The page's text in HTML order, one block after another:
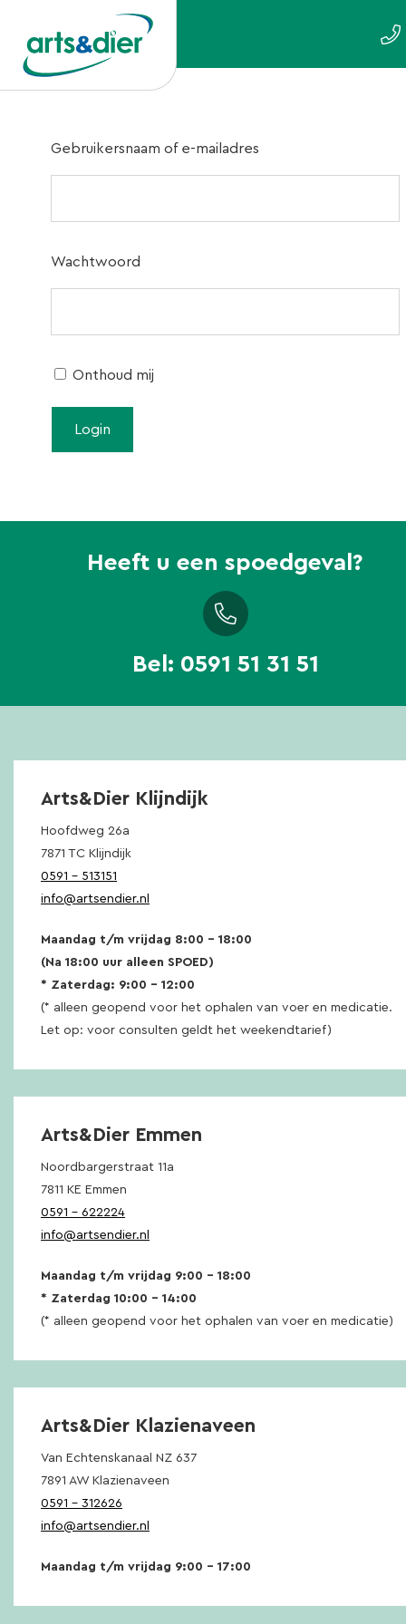
Gebruikersnaam of e-mailadres
Wachtwoord
Onthoud mij
Heeft u een spoedgeval?
Bel: 0591 51 31 51
Arts&Dier Klijndijk
Hoofdweg 26a
7871 TC Klijndijk
0591 – 513151
info@artsendier.nl
Maandag t/m vrijdag 8:00 – 18:00
(Na 18:00 uur alleen SPOED)
* Zaterdag: 9:00 – 12:00
(* alleen geopend voor het ophalen van voer en medicatie.
Let op: voor consulten geldt het weekendtarief)
Arts&Dier Emmen
Noordbargerstraat 11a
7811 KE Emmen
0591 – 622224
info@artsendier.nl
Maandag t/m vrijdag 9:00 – 18:00
* Zaterdag 10:00 – 14:00
(* alleen geopend voor het ophalen van voer en medicatie)
Arts&Dier Klazienaveen
Van Echtenskanaal NZ 637
7891 AW Klazienaveen
0591 – 312626
info@artsendier.nl
Maandag t/m vrijdag 9:00 – 17:00